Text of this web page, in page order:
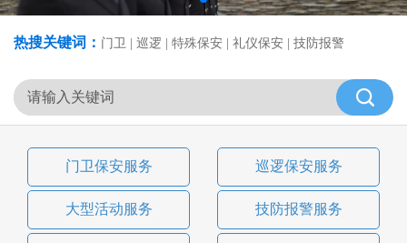
热搜关键词： 门卫 | 巡逻 | 特殊保安 | 礼仪保安 | 技防报警
门卫保安服务 巡逻保安服务
大型活动服务 技防报警服务